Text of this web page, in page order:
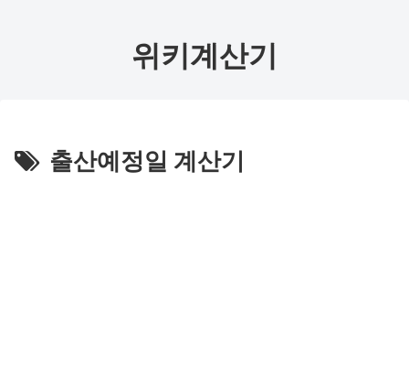
위키계산기
출산예정일 계산기